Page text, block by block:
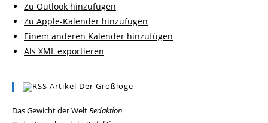
Zu Outlook hinzufügen
Zu Apple-Kalender hinzufügen
Einem anderen Kalender hinzufügen
Als XML exportieren
Artikel Der Großloge
Das Gewicht der WeltRedaktion